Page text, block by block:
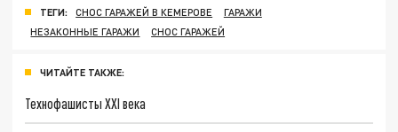
ТЕГИ: СНОС ГАРАЖЕЙ В КЕМЕРОВЕ
ГАРАЖИ
НЕЗАКОННЫЕ ГАРАЖИ
СНОС ГАРАЖЕЙ
ЧИТАЙТЕ ТАКЖЕ:
Технофашисты XXI века